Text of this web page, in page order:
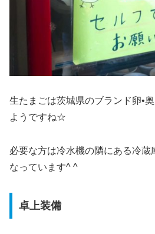
生たまごは茨城県のブランド卵•
ようですね☆
必要な方は冷水機の隣にある冷蔵
なっています^ ^
卓上装備